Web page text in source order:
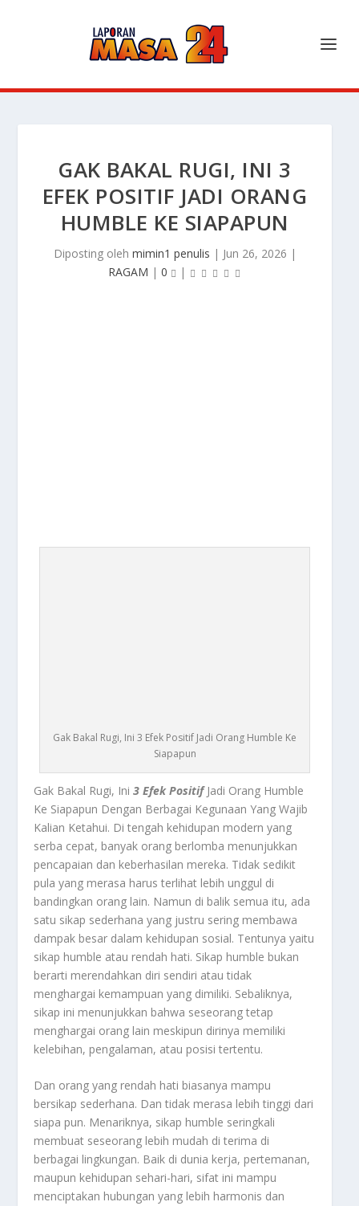
GAK BAKAL RUGI, INI 3
EFEK POSITIF JADI ORANG
HUMBLE KE SIAPAPUN
Diposting oleh mimin1 penulis | Jun 26, 2026 |
RAGAM | 0 |
Gak Bakal Rugi, Ini 3 Efek Positif Jadi Orang Humble Ke
Siapapun
Gak Bakal Rugi, Ini3 Efek PositifJadi Orang Humble
Ke Siapapun Dengan Berbagai Kegunaan Yang Wajib
Kalian Ketahui. Di tengah kehidupan modern yang
serba cepat, banyak orang berlomba menunjukkan
pencapaian dan keberhasilan mereka. Tidak sedikit
pula yang merasa harus terlihat lebih unggul di
bandingkan orang lain. Namun di balik semua itu, ada
satu sikap sederhana yang justru sering membawa
dampak besar dalam kehidupan sosial. Tentunya yaitu
sikap humble atau rendah hati. Sikap humble bukan
berarti merendahkan diri sendiri atau tidak
menghargai kemampuan yang dimiliki. Sebaliknya,
sikap ini menunjukkan bahwa seseorang tetap
menghargai orang lain meskipun dirinya memiliki
kelebihan, pengalaman, atau posisi tertentu.
Dan orang yang rendah hati biasanya mampu
bersikap sederhana. Dan tidak merasa lebih tinggi dari
siapa pun. Menariknya, sikap humble seringkali
membuat seseorang lebih mudah di terima di
berbagai lingkungan. Baik di dunia kerja, pertemanan,
maupun kehidupan sehari-hari, sifat ini mampu
menciptakan hubungan yang lebih harmonis dan